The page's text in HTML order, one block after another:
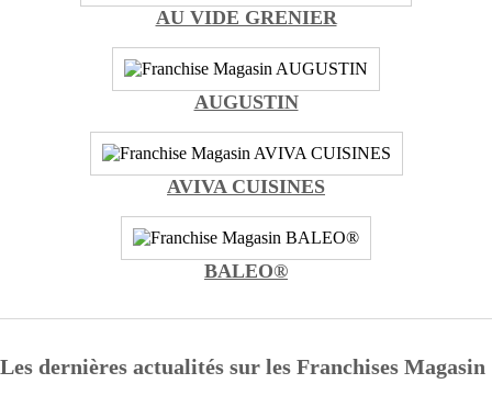
AU VIDE GRENIER
AUGUSTIN
AVIVA CUISINES
BALEO®
Les dernières actualités sur les Franchises Magasin